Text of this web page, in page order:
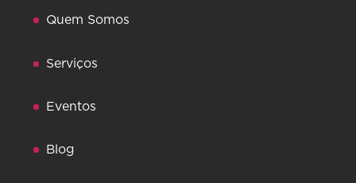
Quem Somos
Serviços
Eventos
Blog